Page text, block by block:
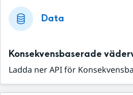
Data
Konsekvensbaserade
Ladda ner API för